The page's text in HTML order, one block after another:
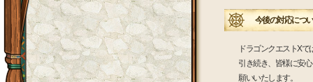
今後の対応につ
ドラゴンクエストX
引き続き、皆様に安
願いいたします。